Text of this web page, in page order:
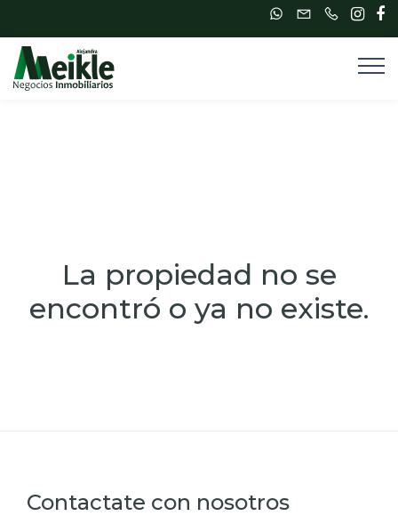
La propiedad no se
encontró o ya no existe.
Contactate con nosotros